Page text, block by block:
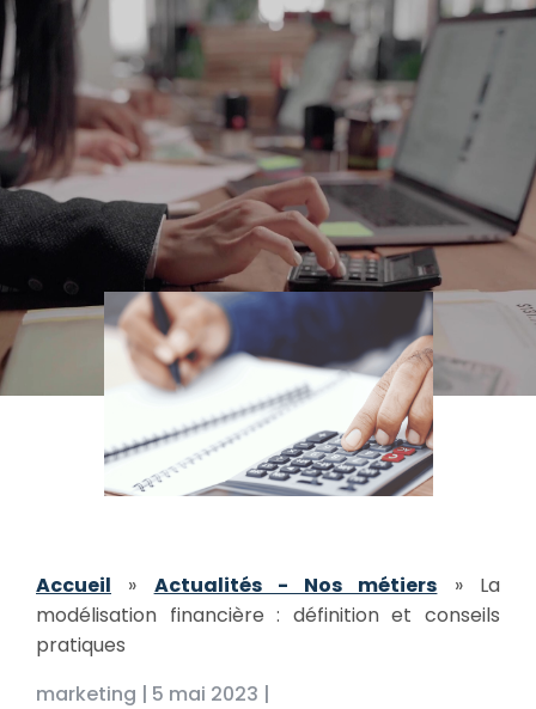
Accueil » Actualités - Nos métiers » La
modélisation financière : définition et conseils
pratiques
marketing | 5 mai 2023 |